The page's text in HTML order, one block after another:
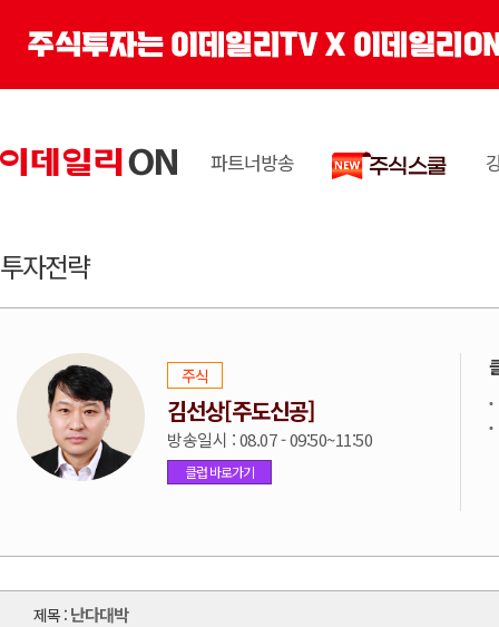
파트너방송
투자전략
주식
김선상[주도신공]
방송일시 : 08.07 - 09:50~11:50
클럽 바로가기
제목 : 난다대박